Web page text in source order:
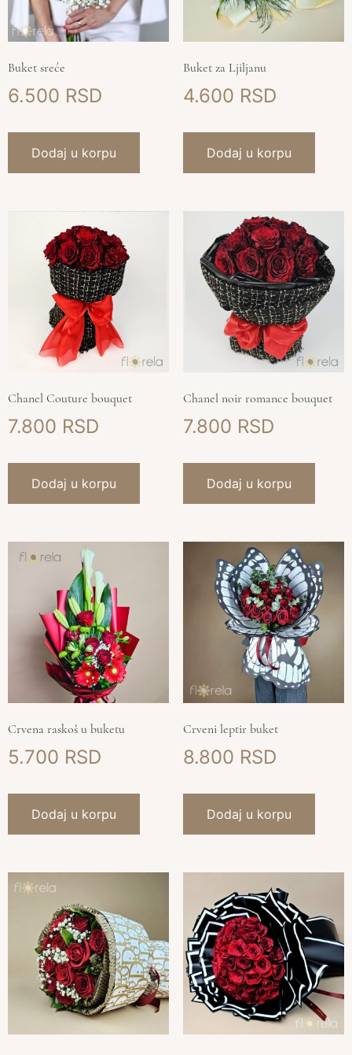
Buket sreće
6.500
Dodaj u korpu
Buket za Ljiljanu
4.600
Dodaj u korpu
Chanel Couture bouquet
7.800
Dodaj u korpu
Chanel noir romance bouquet
7.800
Dodaj u korpu
Crvena raskoš u buketu
5.700
Dodaj u korpu
Crveni leptir buket
8.800
Dodaj u korpu